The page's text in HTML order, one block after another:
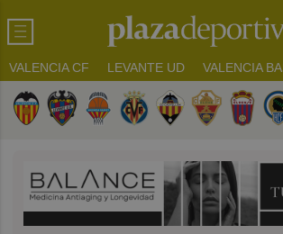
VALENCIA CF LEVANTE UD VALENCIA